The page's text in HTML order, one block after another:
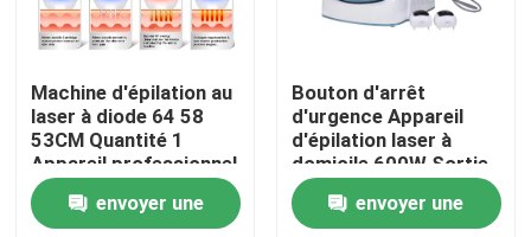
Maison
Produits
Vidéos
Machine d'épilation au
laser à diode 64 58
53CM Quantité 1
Appareil professionnel
à fonction d'épilation
rapide pour clinique et
envoyer une
Bouton d'arrêt
d'urgence Appareil
d'épilation laser à
domicile 600W Sortie
énergétique efficace
Système de réduction
envoyer une